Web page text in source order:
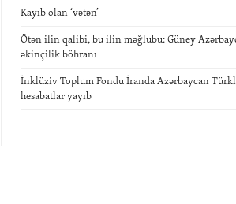
Kayıb olan ‘vətən’
Ötən ilin qalibi, bu ilin məğlubu: Güney
əkinçilik böhranı
İnklüziv Toplum Fondu İranda Azərbaycan
hesabatlar yayıb